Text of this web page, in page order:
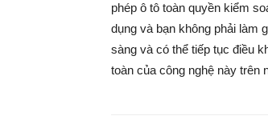
phép ô tô toàn quyền kiểm
dụng và bạn không phải làm
sàng và có thể tiếp tục điều
toàn của công nghệ này trên